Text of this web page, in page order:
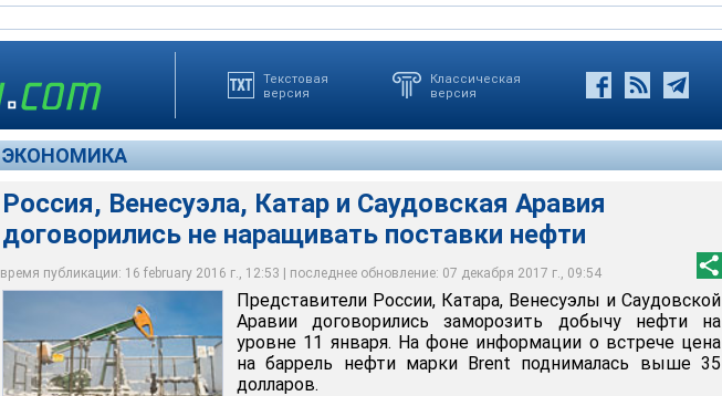
Текстовая
версия
Классическая
версия
ЭКОНОМИКА
Россия, Венесуэла, Катар и Саудовская Аравия
договорились не наращивать поставки нефти
время публикации: 16 february 2016 г., 12:53 | последнее обновление: 07 декабря 2017 г., 09:54
Представители России, Катара, Венесуэлы и Саудовской Аравии договорились
заморозить добычу нефти на уровне 11 января
Global Look Press
Александр Новак
Global Look Press
Саудовская Аравия настаивала, что не будут сокращать добычу нефти, несмотря на
падение цен на топливо до 12-летнего минимума до тех пор, пока крупные
производители нефти, не входящие в ОПЕК, не согласятся сотрудничать
Представители России, Катара, Венесуэлы и Саудовской
Аравии договорились заморозить добычу нефти на
уровне 11 января. На фоне информации о встрече цена
на баррель нефти марки Brent поднималась выше 35
долларов.